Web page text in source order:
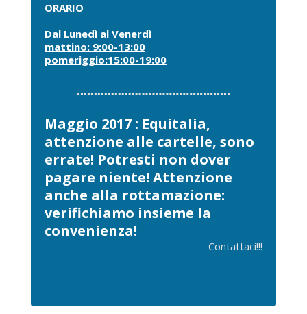
ORARIO
Dal Lunedì al Venerdì
mattino: 9:00-13:00
pomeriggio:15:00-19:00
Maggio 2017 : Equitalia,
attenzione alle cartelle, sono
errate! Potresti non dover
pagare niente! Attenzione
anche alla rottamazione:
verifichiamo insieme la
convenienza!
Contattaci!!!